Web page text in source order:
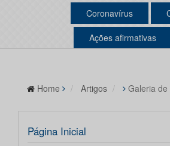
Coronavírus
Ações afirmativas
Home Artigos Galeria
Página Inicial